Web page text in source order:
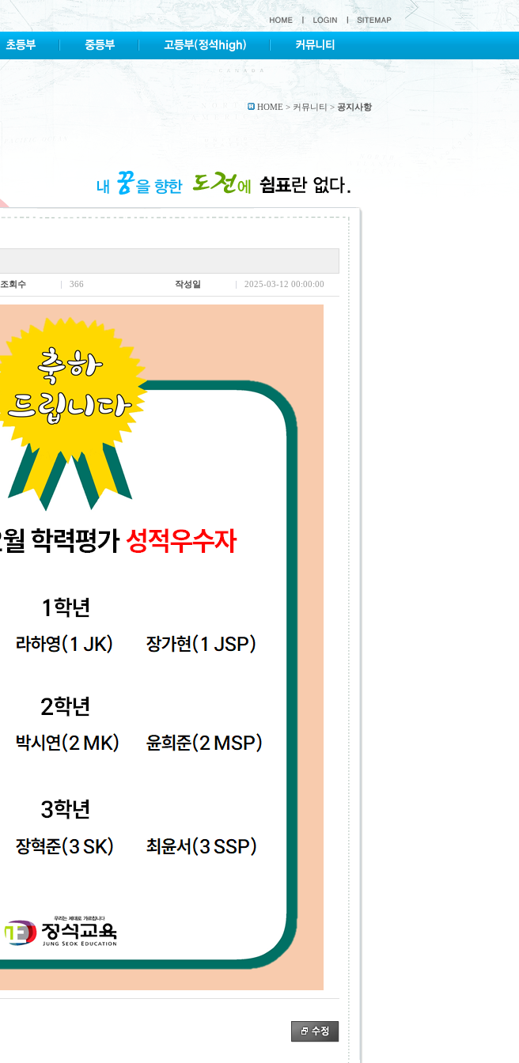
HOME > 커뮤니티 > 공지사항
조회수 366 작성일 2025-03-12 00:00:00